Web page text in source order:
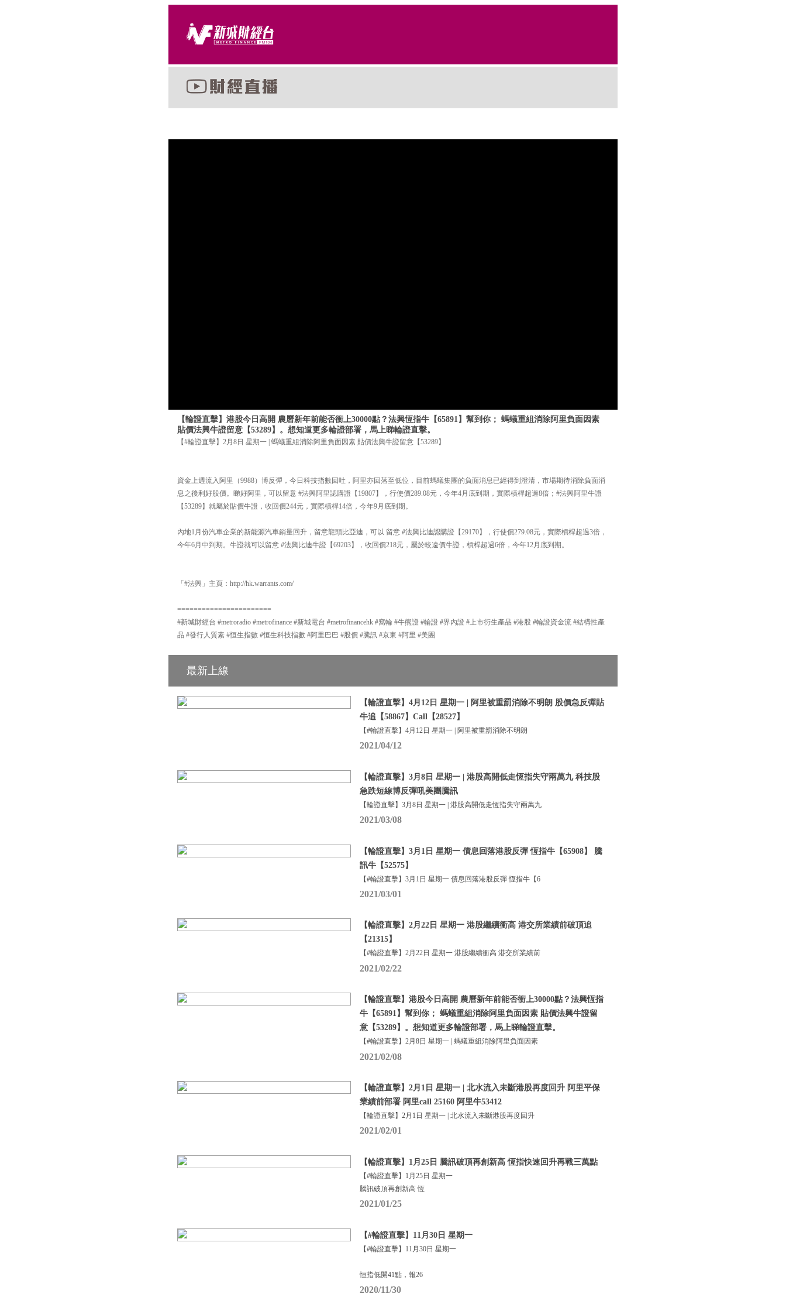
【輪證直擊】港股今日高開 農曆新年前能否衝上30000點？法興恆指牛【65891】幫到你； 螞蟻重組消除阿里負面因素
貼價法興牛證留意【53289】。想知道更多輪證部署，馬上睇輪證直擊。
【#輪證直擊】2月8日 星期一 | 螞蟻重組消除阿里負面因素 貼價法興牛證留意【53289】
資金上週流入阿里（9988）博反彈，今日科技指數回吐，阿里亦回落至低位，目前螞蟻集團的負面消息已經得到澄清，市場期待消除負面消
息之後利好股價。睇好阿里，可以留意 #法興阿里認購證【19807】，行使價289.08元，今年4月底到期，實際槓桿超過8倍；#法興阿里牛證
【53289】就屬於貼價牛證，收回價244元，實際槓桿14倍，今年9月底到期。
內地1月份汽車企業的新能源汽車銷量回升，留意龍頭比亞迪，可以 留意 #法興比迪認購證【29170】，行使價279.08元，實際槓桿超過3倍，
今年6月中到期。牛證就可以留意 #法興比迪牛證【69203】，收回價218元，屬於較遠價牛證，槓桿超過6倍，今年12月底到期。
「#法興」主頁：http://hk.warrants.com/
=======================
#新城財經台 #metroradio #metrofinance #新城電台 #metrofinancehk #窩輪 #牛熊證 #輪證 #界內證 #上市衍生產品 #港股 #輪證資金流 #結構性產
品 #發行人質素 #恒生指數 #恒生科技指數 #阿里巴巴 #股價 #騰訊 #京東 #阿里 #美團
最新上線
【輪證直擊】4月12日 星期一 | 阿里被重罰消除不明朗 股價急反彈貼
牛追【58867】Call【28527】
【#輪證直擊】4月12日 星期一 | 阿里被重罰消除不明朗
2021/04/12
【輪證直擊】3月8日 星期一 | 港股高開低走恆指失守兩萬九 科技股
急跌短線博反彈吼美團騰訊
【輪證直擊】3月8日 星期一 | 港股高開低走恆指失守兩萬九
2021/03/08
【輪證直擊】3月1日 星期一 債息回落港股反彈 恆指牛【65908】 騰
訊牛【52575】
【#輪證直擊】3月1日 星期一 債息回落港股反彈 恆指牛【6
2021/03/01
【輪證直擊】2月22日 星期一 港股繼續衝高 港交所業績前破頂追
【21315】
【#輪證直擊】2月22日 星期一 港股繼續衝高 港交所業績前
2021/02/22
【輪證直擊】港股今日高開 農曆新年前能否衝上30000點？法興恆指
牛【65891】幫到你； 螞蟻重組消除阿里負面因素 貼價法興牛證留
意【53289】。想知道更多輪證部署，馬上睇輪證直擊。
【#輪證直擊】2月8日 星期一 | 螞蟻重組消除阿里負面因素
2021/02/08
【輪證直擊】2月1日 星期一 | 北水流入未斷港股再度回升 阿里平保
業績前部署 阿里call 25160 阿里牛53412
【輪證直擊】2月1日 星期一 | 北水流入未斷港股再度回升
2021/02/01
【輪證直擊】1月25日 騰訊破頂再創新高 恆指快速回升再戰三萬點
【#輪證直擊】1月25日 星期一
騰訊破頂再創新高 恆
2021/01/25
【#輪證直擊】11月30日 星期一
【#輪證直擊】11月30日 星期一
恒指低開41點，報26
2020/11/30